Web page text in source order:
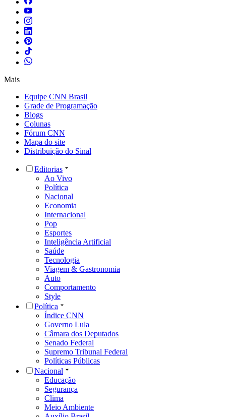
Mais
Equipe CNN Brasil
Grade de Programação
Blogs
Colunas
Fórum CNN
Mapa do site
Distribuição do Sinal
Editorias
Ao Vivo
Política
Nacional
Economia
Internacional
Pop
Esportes
Inteligência Artificial
Saúde
Tecnologia
Viagem & Gastronomia
Auto
Comportamento
Style
Política
Índice CNN
Governo Lula
Câmara dos Deputados
Senado Federal
Supremo Tribunal Federal
Políticas Públicas
Nacional
Educação
Segurança
Clima
Meio Ambiente